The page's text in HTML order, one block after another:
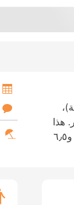
هذا
المنتجع منشأة تطل على الشاطئ، تبعد ٥٫٤ كم عن رأس أم السيد و٦٫٥